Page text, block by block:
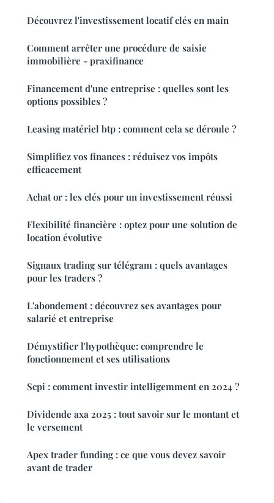
Découvrez l'investissement locatif clés en main
Comment arrêter une procédure de saisie
immobilière - praxifinance
Financement d'une entreprise : quelles sont les
options possibles ?
Leasing matériel btp : comment cela se déroule ?
Simplifiez vos finances : réduisez vos impôts
efficacement
Achat or : les clés pour un investissement réussi
Flexibilité financière : optez pour une solution de
location évolutive
Signaux trading sur télégram : quels avantages
pour les traders ?
L'abondement : découvrez ses avantages pour
salarié et entreprise
Démystifier l'hypothèque: comprendre le
fonctionnement et ses utilisations
Scpi : comment investir intelligemment en 2024 ?
Dividende axa 2025 : tout savoir sur le montant et
le versement
Apex trader funding : ce que vous devez savoir
avant de trader